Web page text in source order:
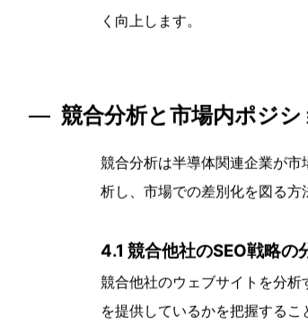
のウェブサイトの信頼度と
3.2.2 リンクビルディング
「某テクノロジーソリューショ
テクニカルSEOは半導体企業
く向上します。